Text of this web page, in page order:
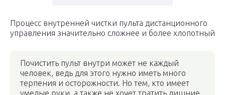
Процесс внутренней чистки пульта дистанционного
управления значительно сложнее и более хлопотный
Почистить пульт внутри может не каждый
человек, ведь для этого нужно иметь много
терпения и осторожности. Но тем, кто имеет
умелые руки, а также не хочет тратить лишние